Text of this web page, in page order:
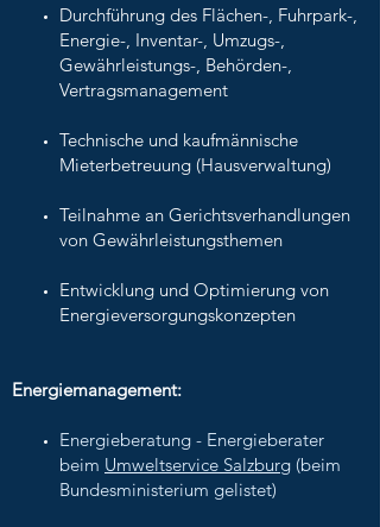
Durchführung des Flächen-, Fuhrpark-,
Energie-, Inventar-, Umzugs-,
Gewährleistungs-, Behörden-,
Vertragsmanagement
Technische und kaufmännische
Mieterbetreuung (Hausverwaltung)
Teilnahme an Gerichtsverhandlungen
von Gewährleistungsthemen
Entwicklung und Optimierung von
Energieversorgungskonzepten
Energiemanagement:
Energieberatung - Energieberater
beim Umweltservice Salzburg (beim
Bundesministerium gelistet)